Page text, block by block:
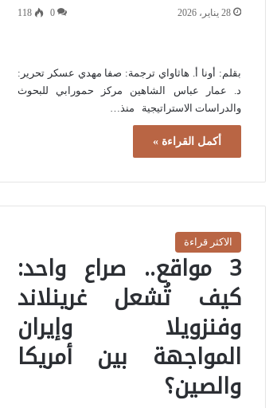
28 يناير، 2026 0
118
بقلم: أونا أ. هاثاواي ترجمة: صفا مهدي عسكر تحرير:
د. عمار عباس الشاهين مركز حمورابي للبحوث
والدراسات الاستراتيجية منذ…
أكمل القراءة »
الاكثر قراءة
3 مواقع.. صراع واحد:
كيف تُشعل غرينلاند
وفنزويلا وإيران
المواجهة بين أمريكا
والصين؟